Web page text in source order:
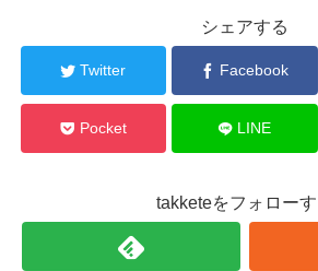
シェアする
Twitter Facebook
Pocket LINE
takketeをフォロー